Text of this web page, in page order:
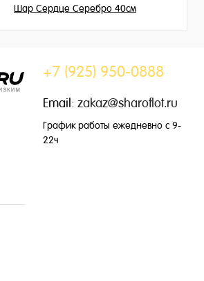
Шар Сердце Серебро 40см
+7 (925) 950-0888
Email: zakaz@sharoflot.ru
График работы ежедневно с 9-
22ч